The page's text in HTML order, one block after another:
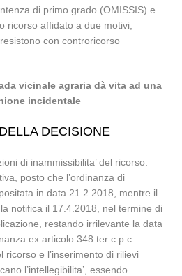
di primo grado (OMISSIS) e
ricorso affidato a due motivi,
con controricorso
vicinale agraria dà vita ad una
incidentale
DELLA DECISIONE
di inammissibilita’ del ricorso.
posto che l’ordinanza di
in data 21.2.2018, mentre il
notifica il 17.4.2018, nel termine di
restando irrilevante la data
ex articolo 348 ter c.p.c..
ricorso e l’inserimento di rilievi
l’intellegibilita’, essendo